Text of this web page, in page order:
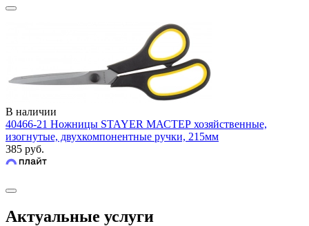
В наличии
40466-21 Ножницы STAYER МАСТЕР хозяйственные,
изогнутые, двухкомпонентные ручки, 215мм
385 руб.
Актуальные услуги